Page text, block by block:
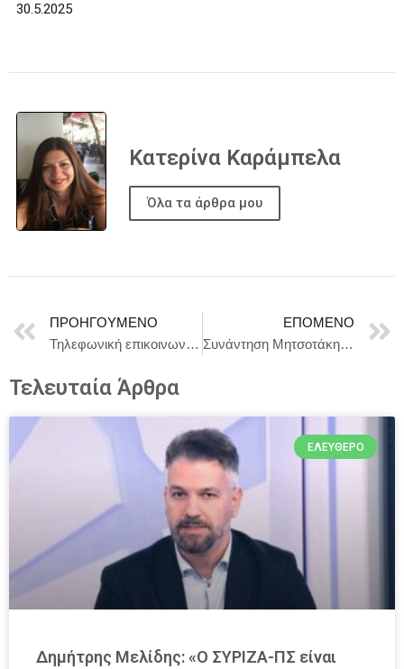
30.5.2025
Κατερίνα Καράμπελα
Όλα τα άρθρα μου
ΠΡΟΗΓΟΎΜΕΝΟ
Τηλεφωνική επικοινωνία του Πρωθυπουργού Κυριάκου Μητσοτάκη με τον Πρόεδρο της Αιγύπτου Abdel Fattah El-Sisi
ΕΠΌΜΕΝΟ
Συνάντηση Μητσοτάκη με τους 13 περιφερειάρχες
Τελευταία Άρθρα
ΕΛΕΎΘΕΡΟ
Δημήτρης Μελίδης: «Ο ΣΥΡΙΖΑ-ΠΣ είναι